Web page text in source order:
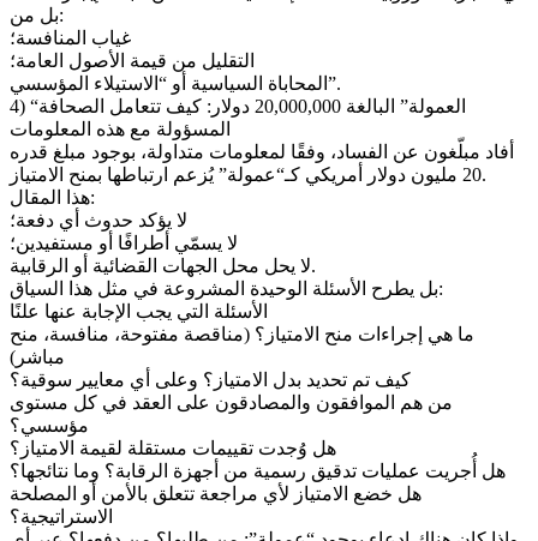
بل من:
غياب المنافسة؛
التقليل من قيمة الأصول العامة؛
المحاباة السياسية أو “الاستيلاء المؤسسي”.
4) “العمولة” البالغة 20,000,000 دولار: كيف تتعامل الصحافة
المسؤولة مع هذه المعلومات
أفاد مبلّغون عن الفساد، وفقًا لمعلومات متداولة، بوجود مبلغ قدره
20 مليون دولار أمريكي كـ“عمولة” يُزعم ارتباطها بمنح الامتياز.
هذا المقال:
لا يؤكد حدوث أي دفعة؛
لا يسمّي أطرافًا أو مستفيدين؛
لا يحل محل الجهات القضائية أو الرقابية.
بل يطرح الأسئلة الوحيدة المشروعة في مثل هذا السياق:
الأسئلة التي يجب الإجابة عنها علنًا
ما هي إجراءات منح الامتياز؟ (مناقصة مفتوحة، منافسة، منح
مباشر)
كيف تم تحديد بدل الامتياز؟ وعلى أي معايير سوقية؟
من هم الموافقون والمصادقون على العقد في كل مستوى
مؤسسي؟
هل وُجدت تقييمات مستقلة لقيمة الامتياز؟
هل أُجريت عمليات تدقيق رسمية من أجهزة الرقابة؟ وما نتائجها؟
هل خضع الامتياز لأي مراجعة تتعلق بالأمن أو المصلحة
الاستراتيجية؟